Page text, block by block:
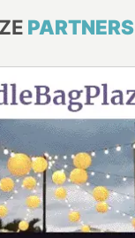
PARTNERS